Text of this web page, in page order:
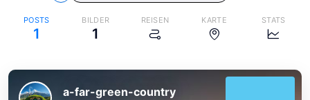
POSTS
1
BILDER
1
REISEN KARTE STATS
a-far-green-country